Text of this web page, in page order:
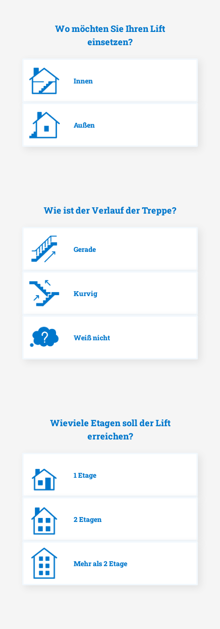
Wo möchten Sie Ihren Lift
einsetzen?
Innen
Außen
Wie ist der Verlauf der Treppe?
Gerade
Kurvig
Weiß nicht
Wieviele Etagen soll der Lift
erreichen?
1 Etage
2 Etagen
Mehr als 2 Etage